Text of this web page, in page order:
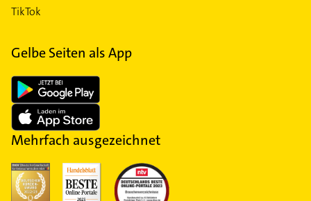
TikTok
Gelbe Seiten als App
Mehrfach ausgezeichnet